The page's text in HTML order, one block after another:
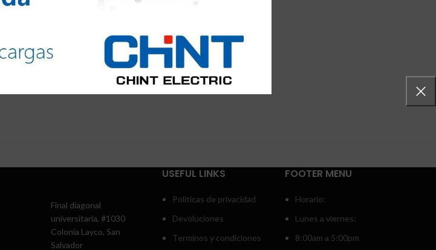
reservados @2024
Final diagonal
universitaria, #1030
Colonia Layco, San
Salvador
USEFUL LINKS
Politicas de privacidad
Devoluciones
Terminos y condiciones
FOOTER MENU
Horario:
Lunes a viernes:
8:00am a 5:00pm